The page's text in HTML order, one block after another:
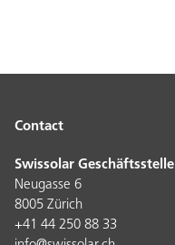
Contact
Swissolar Geschäftsstelle
Neugasse 6
8005 Zürich
+41 44 250 88 33